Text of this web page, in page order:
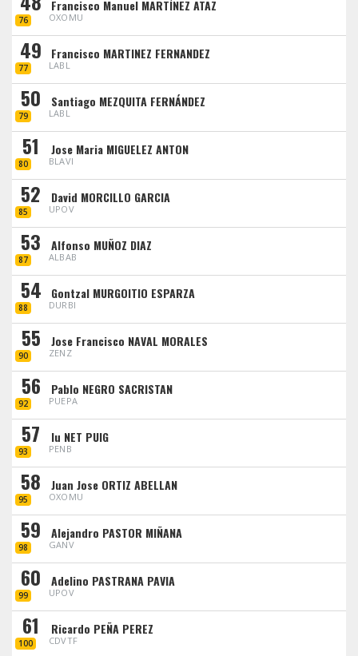
76
Francisco Manuel MARTÍNEZ ATAZ
OXOMU
49
77
Francisco MARTINEZ FERNANDEZ
LABL
50
79
Santiago MEZQUITA FERNÁNDEZ
LABL
51
80
Jose Maria MIGUELEZ ANTON
BLAVI
52
85
David MORCILLO GARCIA
UPOV
53
87
Alfonso MUÑOZ DIAZ
ALBAB
54
88
Gontzal MURGOITIO ESPARZA
DURBI
55
90
Jose Francisco NAVAL MORALES
ZENZ
56
92
Pablo NEGRO SACRISTAN
PUEPA
57
93
Iu NET PUIG
PENB
58
95
Juan Jose ORTIZ ABELLAN
OXOMU
59
98
Alejandro PASTOR MIÑANA
GANV
60
99
Adelino PASTRANA PAVIA
UPOV
61
100
Ricardo PEÑA PEREZ
CDVTF